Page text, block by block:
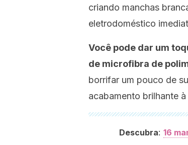
criando manchas
eletrodoméstico
Você pode dar um
de microfibra de
borrifar um pouco de
acabamento brilhante
Descubra: 16